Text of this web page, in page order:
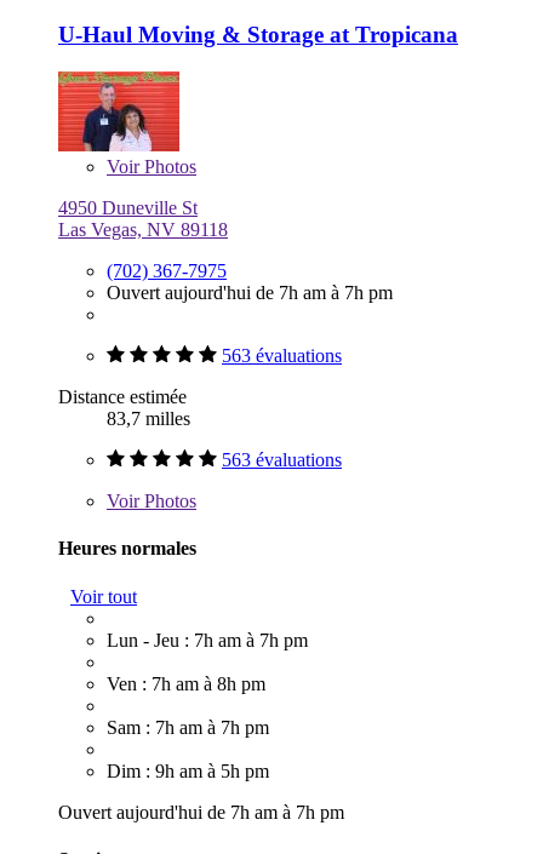
U-Haul Moving & Storage at Tropicana
VoirPhotos
4950 Duneville St
Las Vegas, NV 89118
(702) 367-7975
Ouvert aujourd'hui de 7h am à 7h pm
563 évaluations
Distance estimée
83,7 milles
563 évaluations
VoirPhotos
Heures normales
Voir tout
Lun - Jeu : 7h am à 7h pm
Ven : 7h am à 8h pm
Sam : 7h am à 7h pm
Dim : 9h am à 5h pm
Ouvert aujourd'hui de 7h am à 7h pm